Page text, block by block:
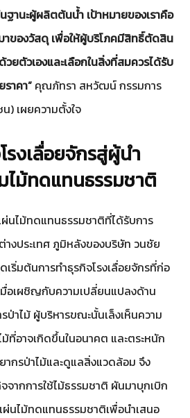
ฐานะผู้ผลิตต้นน้ำ เป้าหมายของเราคือ
าของวัสดุ เพื่อให้ผู้บริโภคมีสิทธิ์ตัดสิน
วยตัวเองและเลือกในสิ่งที่สมควรได้รับ
าคา” คุณภัทรา สหวัฒน์ กรรมการ
) เผยความตั้งใจ
รงเลื่อยจักรสู่ผู้นำ
ไม้ทดแทนธรรมชาติ
นไม้ทดแทนธรรมชาติที่ได้รับการ
างประเทศ ภูมิหลังของบริษัท วนชัย
ริ่มต้นการทำธุรกิจโรงเลื่อยจักรที่ก่อ
มื่อเผชิญกับความเปลี่ยนแปลงด้าน
ป่าไม้ ผู้บริหารขณะนั้นเล็งเห็นความ
ที่อาจเกิดขึ้นในอนาคต และตระหนัก
กรป่าไม้และดูแลสิ่งแวดล้อม จึง
ากการใช้ไม้ธรรมชาติ ผันมาบุกเบิก
นไม้ทดแทนธรรมชาติเพื่อนำเสนอ